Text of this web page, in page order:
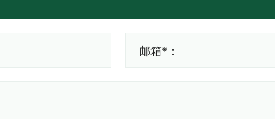
邮箱*：